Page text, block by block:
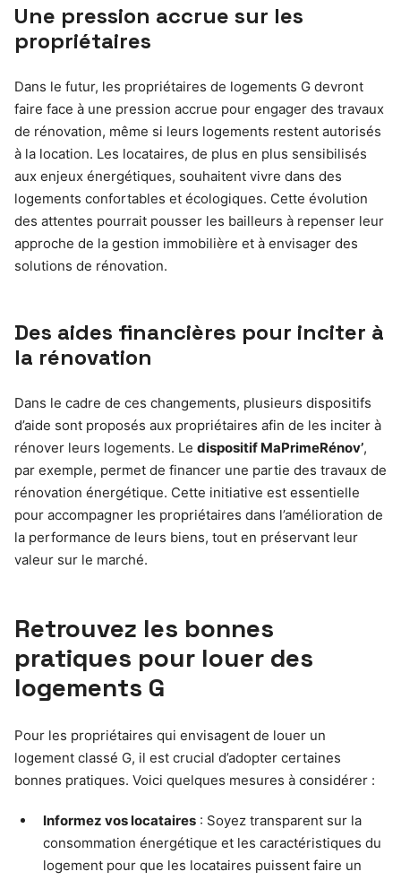
Une pression accrue sur les
propriétaires
Dans le futur, les propriétaires de logements G devront
faire face à une pression accrue pour engager des travaux
de rénovation, même si leurs logements restent autorisés
à la location. Les locataires, de plus en plus sensibilisés
aux enjeux énergétiques, souhaitent vivre dans des
logements confortables et écologiques. Cette évolution
des attentes pourrait pousser les bailleurs à repenser leur
approche de la gestion immobilière et à envisager des
solutions de rénovation.
Des aides financières pour inciter à
la rénovation
Dans le cadre de ces changements, plusieurs dispositifs
d’aide sont proposés aux propriétaires afin de les inciter à
rénover leurs logements. Le dispositif MaPrimeRénov’,
par exemple, permet de financer une partie des travaux de
rénovation énergétique. Cette initiative est essentielle
pour accompagner les propriétaires dans l’amélioration de
la performance de leurs biens, tout en préservant leur
valeur sur le marché.
Retrouvez les bonnes
pratiques pour louer des
logements G
Pour les propriétaires qui envisagent de louer un
logement classé G, il est crucial d’adopter certaines
bonnes pratiques. Voici quelques mesures à considérer :
Informez vos locataires : Soyez transparent sur la
consommation énergétique et les caractéristiques du
logement pour que les locataires puissent faire un